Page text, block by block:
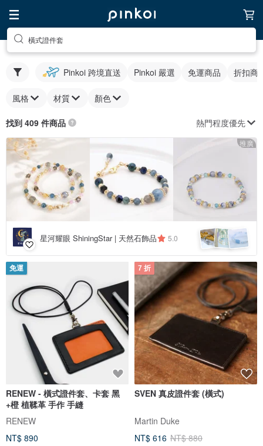
橫式證件套
Pinkoi 跨境直送 Pinkoi 嚴選 免運商品 折扣商
風格 材質 顏色
找到 409 件商品 熱門程度優先
推廣
星河耀眼 ShiningStar | 天然石飾品 5.0
免運
RENEW - 橫式證件套、卡套 黑
+橙 植鞣革 手作 手縫
RENEW
NT$ 890
7 折
SVEN 真皮證件套 (橫式)
Martin Duke
NT$ 616 NT$ 880